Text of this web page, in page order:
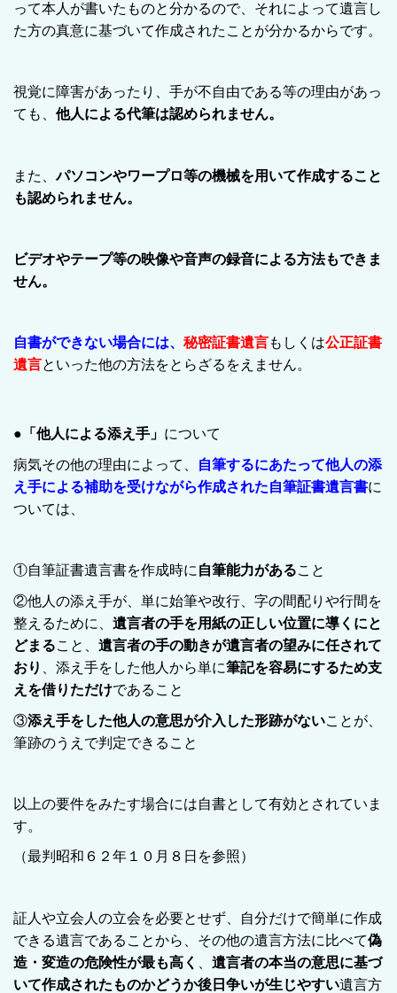
って本人が書いたものと分かるので、それによって遺言し
た方の真意に基づいて作成されたことが分かるからです。
視覚に障害があったり、手が不自由である等の理由があっ
ても、 他人による代筆は認められません。
また、パソコンやワープロ等の機械を用いて作成すること
も認められません。
ビデオやテープ等の映像や音声の録音による方法もできま
せん。
自書ができない場合には、 秘密証書遺言もしくは公正証書
遺言といった他の方法をとらざるをえません。
●「他人による添え手」 について
病気その他の理由によって、
自筆するにあたって他人の添
え手による補助を受けながら作成された自筆証書遺言書に
ついては、
①自筆証書遺言書を作成時に 自筆能力があること
②他人の添え手が、単に始筆や改行、字の間配りや行間を
整えるために、 遺言者の手を用紙の正しい位置に導くにと
どまること、 遺言者の手の動きが遺言者の望みに任されて
おり
、添え手をした他人から単に筆記を容易にするため支
えを借りただけであること
③添え手をした他人の意思が介入した形跡がないことが、
筆跡のうえで判定できること
以上の要件をみたす場合には自書として有効とされていま
す。
（最判昭和６２年１０月８日を参照）
証人や立会人の立会を必要とせず、自分だけで簡単に作成
できる遺言であることから、その他の遺言方法に比べて偽
造・変造の危険性が最も高く
遺言者の本当の意思に基づ
いて作成されたものかどうか後日争いが生じやすい遺言方